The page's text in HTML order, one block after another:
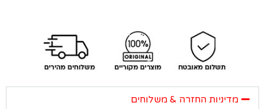
מדיניות החזרה & משלוחים